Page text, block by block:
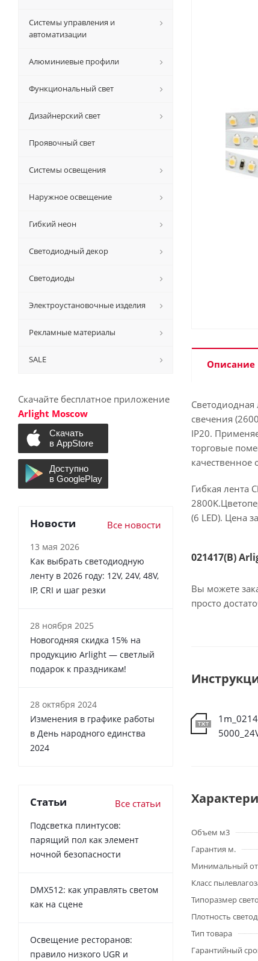
Описание
свечения
IP20.
торговые
Гибкая лента
(6 LED). Цена
021417(B)
Вы можете
просто
Объем м3
Гарантия м.
Минимальный
Класс
Типоразмер
Плотность
Тип товара
Гарантийный
Системы управления и
автоматизации
Алюминиевые профили
Функциональный свет
Дизайнерский свет
Проявочный свет
Системы освещения
Наружное освещение
Гибкий неон
Светодиодный декор
Светодиоды
Электроустановочные изделия
Рекламные материалы
SALE
Скачайте бесплатное приложение
Arlight Moscow
Новости Все новости
13 мая 2026
Как выбрать светодиодную
ленту в 2026 году: 12V, 24V, 48V,
IP, CRI и шаг резки
28 ноября 2025
Новогодняя скидка 15% на
продукцию Arlight — светлый
подарок к праздникам!
28 октября 2024
Изменения в графике работы
в День народного единства
2024
Статьи Все статьи
Подсветка плинтусов:
парящий пол как элемент
ночной безопасности
DMX512: как управлять светом
как на сцене
Освещение ресторанов:
правило низкого UGR и